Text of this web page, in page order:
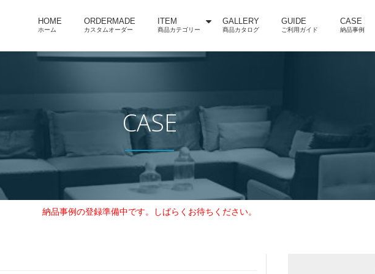
HOME
ホーム
ORDERMADE
カスタムオーダー
ITEM
商品カテゴリー
GALLERY
商品カタログ
GUIDE
ご利用ガイド
CASE
納品事例
CASE
納品事例の登録準備中です。しばらくお待ちください。